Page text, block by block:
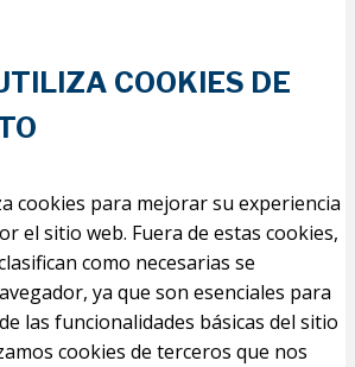
COOKIES DE
cookies para mejorar su experiencia
el sitio web. Fuera de estas cookies,
como necesarias se
ya que son esenciales para
las funcionalidades básicas del sitio
cookies de terceros que nos